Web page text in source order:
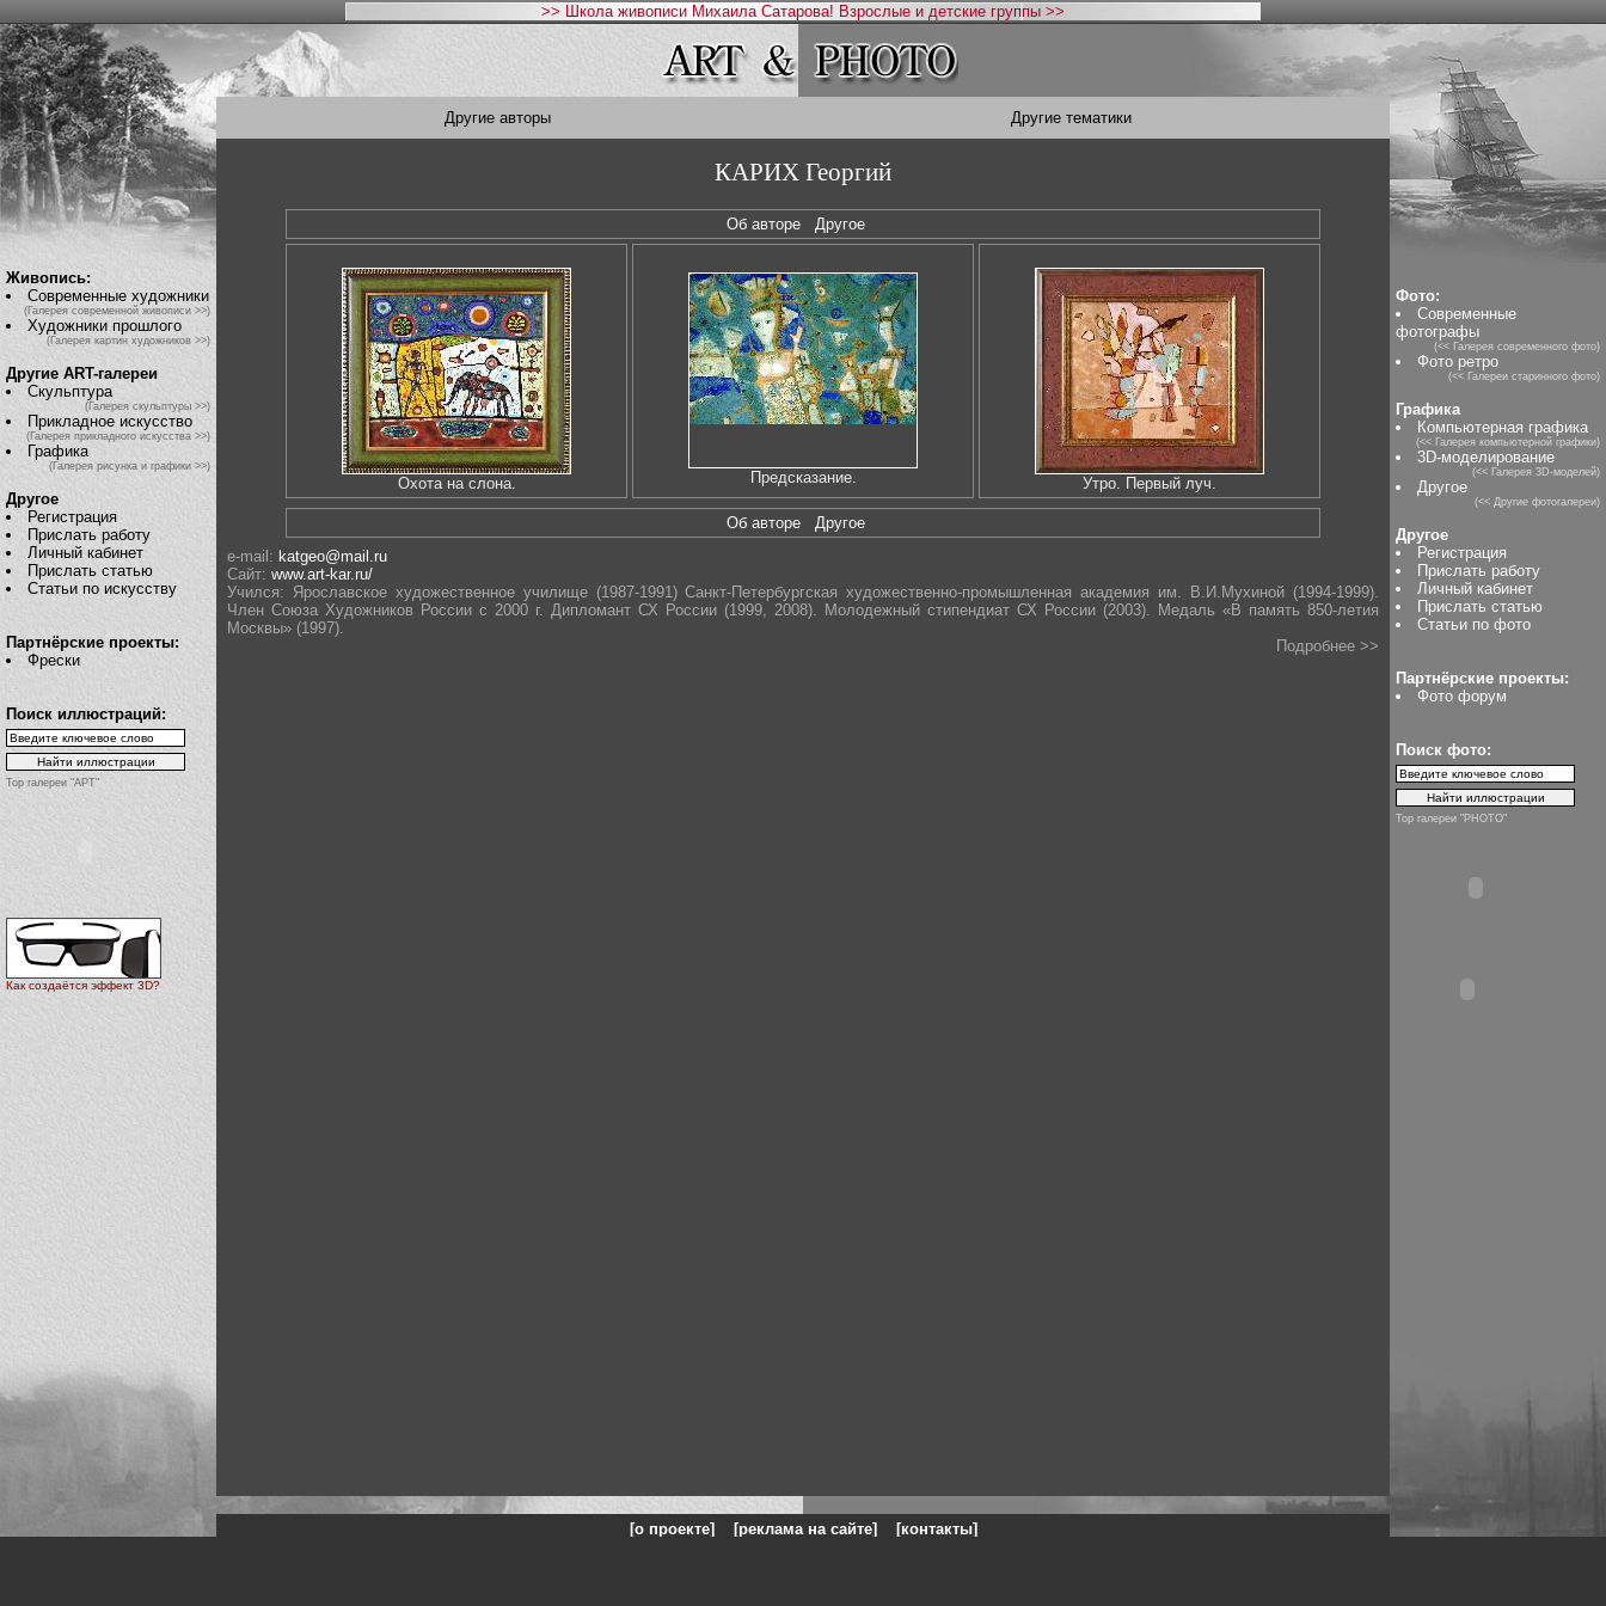
>> Школа живописи Михаила Сатарова! Взрослые и детские группы >>
Живопись:
Современные художники
(Галерея современной живописи >>)
Художники прошлого
(Галерея картин художников >>)
Другие ART-галереи
Скульптура
(Галерея скульптуры >>)
Прикладное искусство
(Галерея прикладного искусства >>)
Графика
(Галерея рисунка и графики >>)
Другое
Регистрация
Прислать работу
Личный кабинет
Прислать статью
Статьи по искусству
Партнёрские проекты:
Фрески
Поиск иллюстраций:
Top галереи "АРТ"
Как создаётся эффект 3D?
Другие авторы Другие тематики
КАРИХ Георгий
Об авторе Другое
Охота на слона. Предсказание. Утро. Первый луч.
Об авторе Другое
e-mail: katgeo@mail.ru
Сайт: www.art-kar.ru/
Учился: Ярославское художественное училище (1987-1991) Санкт-Петербургская художественно-промышленная академия им. В.И.Мухиной (1994-1999).
Член Союза Художников России с 2000 г. Дипломант СХ России (1999, 2008). Молодежный стипендиат СХ России (2003). Медаль «В память 850-летия
Москвы» (1997).
Подробнее >>
Фото:
Современные
фотографы
(<< Галерея современного фото)
Фото ретро
(<< Галереи старинного фото)
Графика
Компьютерная графика
(<< Галерея компьютерной графики)
3D-моделирование
(<< Галерея 3D-моделей)
Другое
(<< Другие фотогалереи)
Другое
Регистрация
Прислать работу
Личный кабинет
Прислать статью
Статьи по фото
Партнёрские проекты:
Фото форум
Поиск фото:
Top галереи "PHOTO"
[о проекте] [реклама на сайте] [контакты]